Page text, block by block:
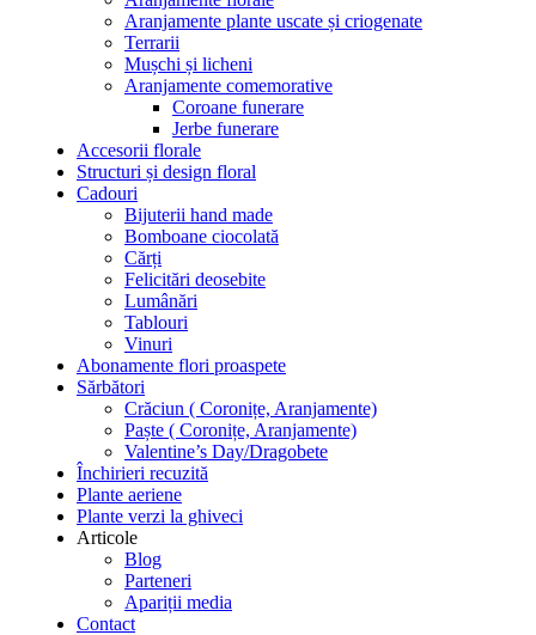
Aranjamente plante uscate și criogenate
Terrarii
Mușchi și licheni
Aranjamente comemorative
Coroane funerare
Jerbe funerare
Accesorii florale
Structuri și design floral
Cadouri
Bijuterii hand made
Bomboane ciocolată
Cărți
Felicitări deosebite
Lumânări
Tablouri
Vinuri
Abonamente flori proaspete
Sărbători
Crăciun ( Coronițe, Aranjamente)
Paște ( Coronițe, Aranjamente)
Valentine’s Day/Dragobete
Închirieri recuzită
Plante aeriene
Plante verzi la ghiveci
Articole
Blog
Parteneri
Apariții media
Contact